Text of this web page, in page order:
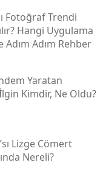
Fotoğraf Trendi
Hangi Uygulama
Adım Adım Rehber
Yaratan
Kimdir, Ne Oldu?
Lizge Cömert
Nereli?